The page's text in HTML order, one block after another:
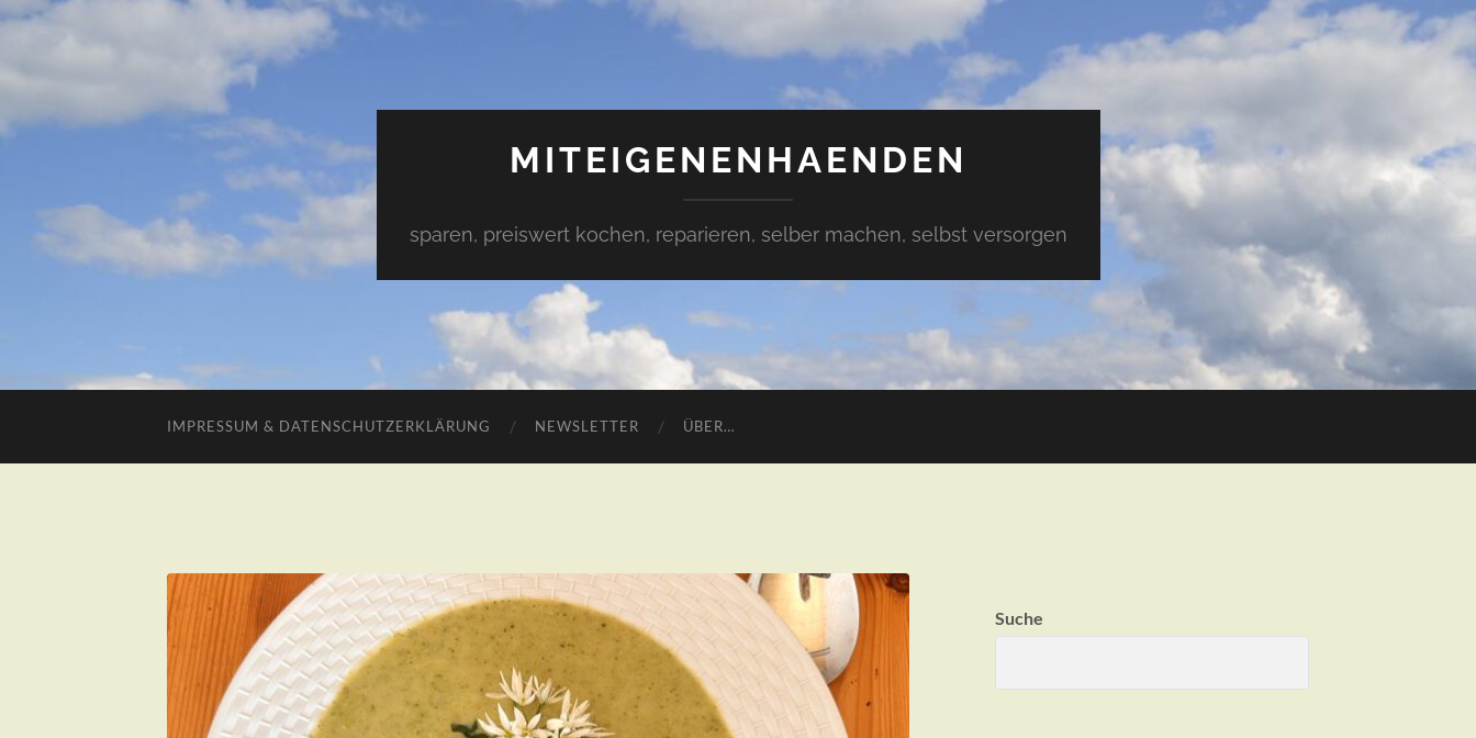
MITEIGENENHAENDEN
sparen, preiswert kochen, reparieren, selber machen, selbst versorgen
IMPRESSUM & DATENSCHUTZERKLÄRUNG NEWSLETTER ÜBER…
Suche